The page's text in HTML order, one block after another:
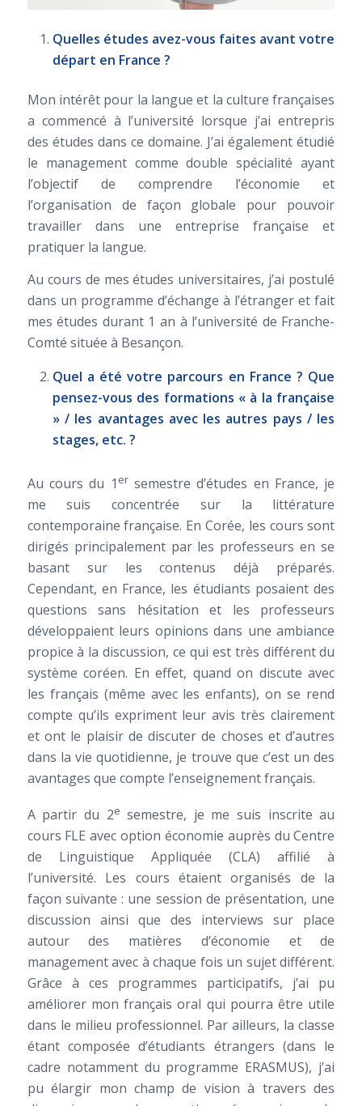
Quelles études avez-vous faites avant votre
départ en France ?
Mon intérêt pour la langue et la culture françaises
a commencé à l’université lorsque j’ai entrepris
des études dans ce domaine. J’ai également étudié
le management comme double spécialité ayant
l’objectif de comprendre l’économie et
l’organisation de façon globale pour pouvoir
travailler dans une entreprise française et
pratiquer la langue.
Au cours de mes études universitaires, j’ai postulé
dans un programme d’échange à l’étranger et fait
mes études durant 1 an à l’université de Franche-
Comté située à Besançon.
Quel a été votre parcours en France ? Que
pensez-vous des formations « à la française
» / les avantages avec les autres pays / les
stages, etc. ?
Au cours du 1 ersemestre d’études en France, je
me suis concentrée sur la littérature
contemporaine française. En Corée, les cours sont
dirigés principalement par les professeurs en se
basant sur les contenus déjà préparés.
Cependant, en France, les étudiants posaient des
questions sans hésitation et les professeurs
développaient leurs opinions dans une ambiance
propice à la discussion, ce qui est très différent du
système coréen. En effet, quand on discute avec
les français (même avec les enfants), on se rend
compte qu’ils expriment leur avis très clairement
et ont le plaisir de discuter de choses et d’autres
dans la vie quotidienne, je trouve que c’est un des
avantages que compte l’enseignement français.
A partir du 2e semestre, je me suis inscrite au
cours FLE avec option économie auprès du Centre
de Linguistique Appliquée (CLA) affilié à
l’université. Les cours étaient organisés de la
façon suivante : une session de présentation, une
discussion ainsi que des interviews sur place
autour des matières d’économie et de
management avec à chaque fois un sujet différent.
Grâce à ces programmes participatifs, j’ai pu
améliorer mon français oral qui pourra être utile
dans le milieu professionnel. Par ailleurs, la classe
étant composée d’étudiants étrangers (dans le
cadre notamment du programme ERASMUS), j’ai
pu élargir mon champ de vision à travers des